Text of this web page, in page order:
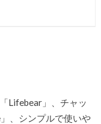
Lifebear」、チャッ
、シンプルで使いや